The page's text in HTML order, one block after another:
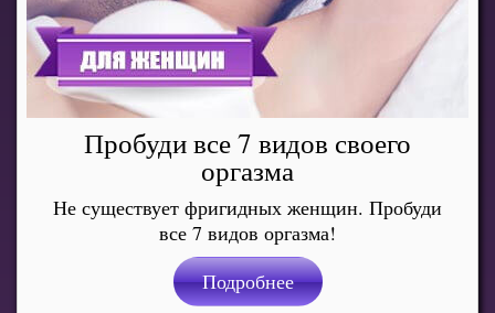
Пробуди все 7 видов своего
оргазма
Не существует фригидных женщин. Пробуди
все 7 видов оргазма!
Подробнее